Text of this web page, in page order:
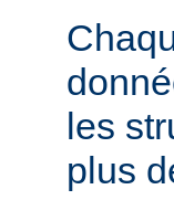
les
plus